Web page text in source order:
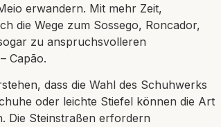
erwandern. Mit mehr Zeit,
die Wege zum Sossego, Roncador,
zu anspruchsvolleren
Capão.
dass die Wahl des Schuhwerks
oder leichte Stiefel können die Art
Die Steinstraßen erfordern